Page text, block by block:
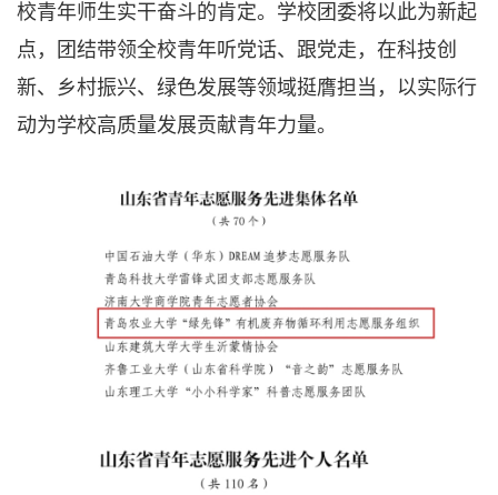
校青年师生实干奋斗的肯定。学校团委将以此为新起
点，团结带领全校青年听党话、跟党走，在科技创
新、乡村振兴、绿色发展等领域挺膺担当，以实际行
动为学校高质量发展贡献青年力量。